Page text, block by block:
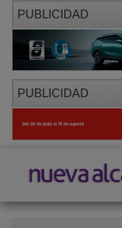
PUBLICIDAD
PUBLICIDAD